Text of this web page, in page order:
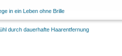
in ein Leben ohne Brille
durch dauerhafte Haarentfernung